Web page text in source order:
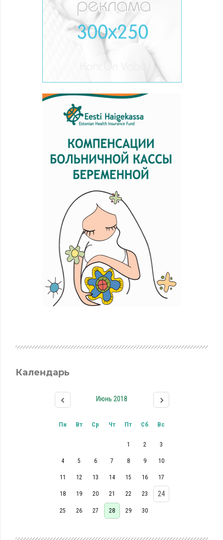
Календарь
Июнь 2018
Пн Вт Ср Чт Пт Сб Вс
1 2 3
4 5 6 7 8 9 10
11 12 13 14 15 16 17
18 19 20 21 22 23 24
25 26 27 28 29 30